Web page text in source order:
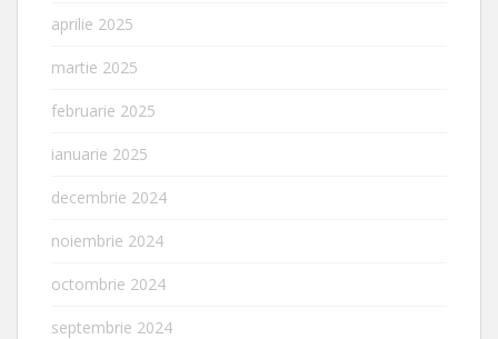
aprilie 2025
martie 2025
februarie 2025
ianuarie 2025
decembrie 2024
noiembrie 2024
octombrie 2024
septembrie 2024